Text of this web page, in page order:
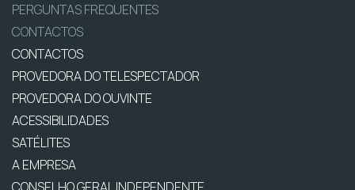
PERGUNTAS FREQUENTES
CONTACTOS
CONTACTOS
PROVEDORA DO TELESPECTADOR
PROVEDORA DO OUVINTE
ACESSIBILIDADES
SATÉLITES
A EMPRESA